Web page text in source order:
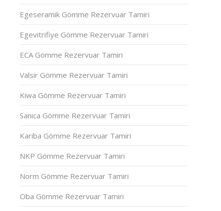
Egeseramik Gömme Rezervuar Tamiri
Egevitrifiye Gömme Rezervuar Tamiri
ECA Gömme Rezervuar Tamiri
Valsir Gömme Rezervuar Tamiri
Kiwa Gömme Rezervuar Tamiri
Sanica Gömme Rezervuar Tamiri
Kariba Gömme Rezervuar Tamiri
NKP Gömme Rezervuar Tamiri
Norm Gömme Rezervuar Tamiri
Oba Gömme Rezervuar Tamiri